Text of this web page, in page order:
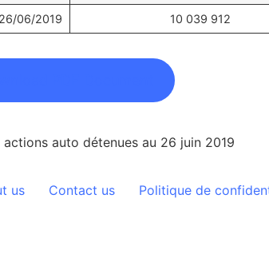
26/06/2019 10 039 912
auto détenues au 26 juin 2019
us Contact us Politique de